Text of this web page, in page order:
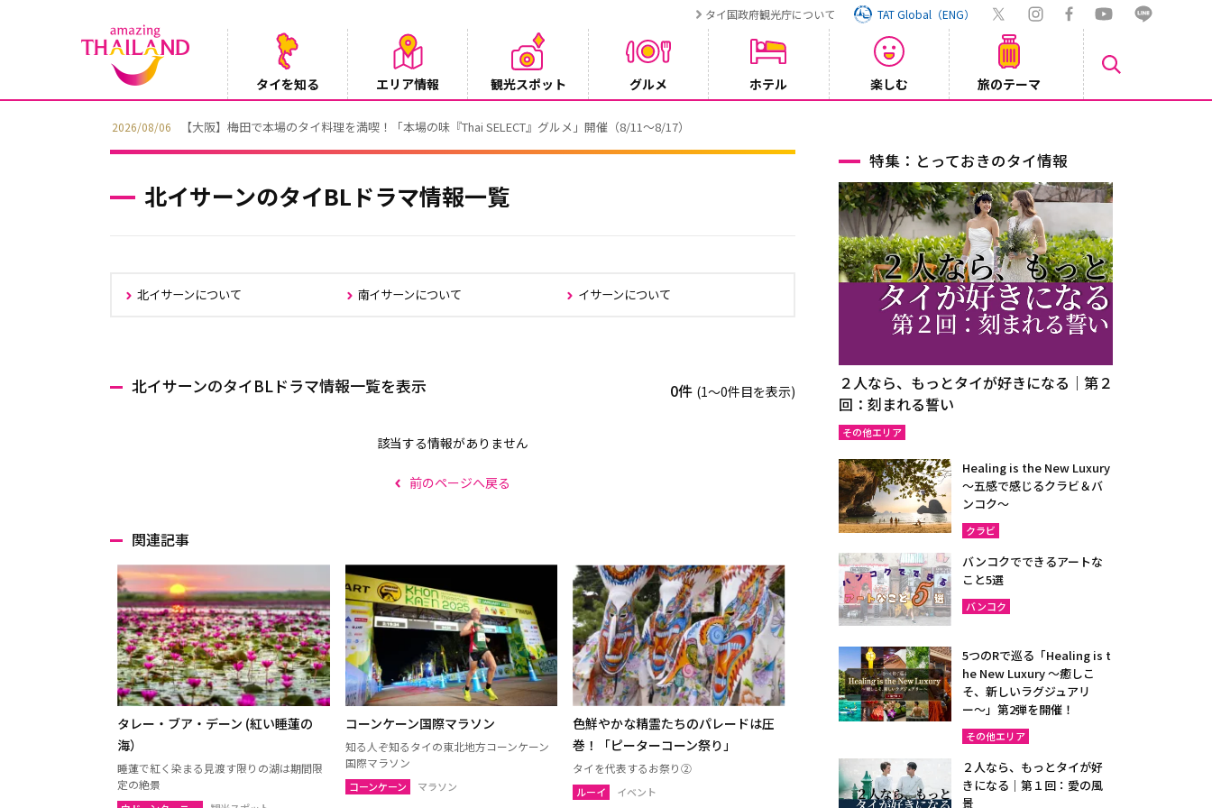
タイ国政府観光庁について TAT Global（ENG）
タイを知る エリア情報 観光スポット グルメ ホテル 楽しむ 旅のテーマ
2026/08/05 【テレビ】NHK『世界ふれあい街歩き』でタイ・プーケットが紹介されます
北イサーンのタイBLドラマ情報一覧
北イサーンについて 南イサーンについて イサーンについて
北イサーンのタイBLドラマ情報一覧を表示 0件 (1〜0件目を表示)
該当する情報がありません
前のページへ戻る
関連記事
タレー・ブア・デーン (紅い睡蓮の
海）
睡蓮で紅く染まる見渡す限りの湖は期間限
定の絶景
コーンケーン国際マラソン
知る人ぞ知るタイの東北地方コーンケーン
国際マラソン
コーンケーン マラソン
色鮮やかな精霊たちのパレードは圧
巻！「ピーターコーン祭り」
タイを代表するお祭り②
ルーイ イベント
特集：とっておきのタイ情報
２人なら、もっとタイが好きになる｜第２
回：刻まれる誓い
その他エリア
Healing is the New Luxury
～五感で感じるクラビ＆バ
ンコク～
クラビ
バンコクでできるアートな
こと5選
バンコク
5つのRで巡る「Healing is t
he New Luxury ～癒しこ
そ、新しいラグジュアリ
ー〜」第2弾を開催！
その他エリア
２人なら、もっとタイが好
きになる｜第１回：愛の風
景